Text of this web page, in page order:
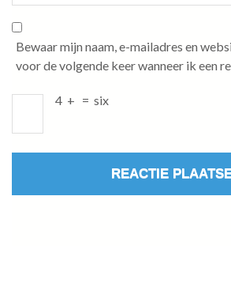
Bewaar mijn naam, e-mailadres en
voor de volgende keer wanneer ik een
4 + = six